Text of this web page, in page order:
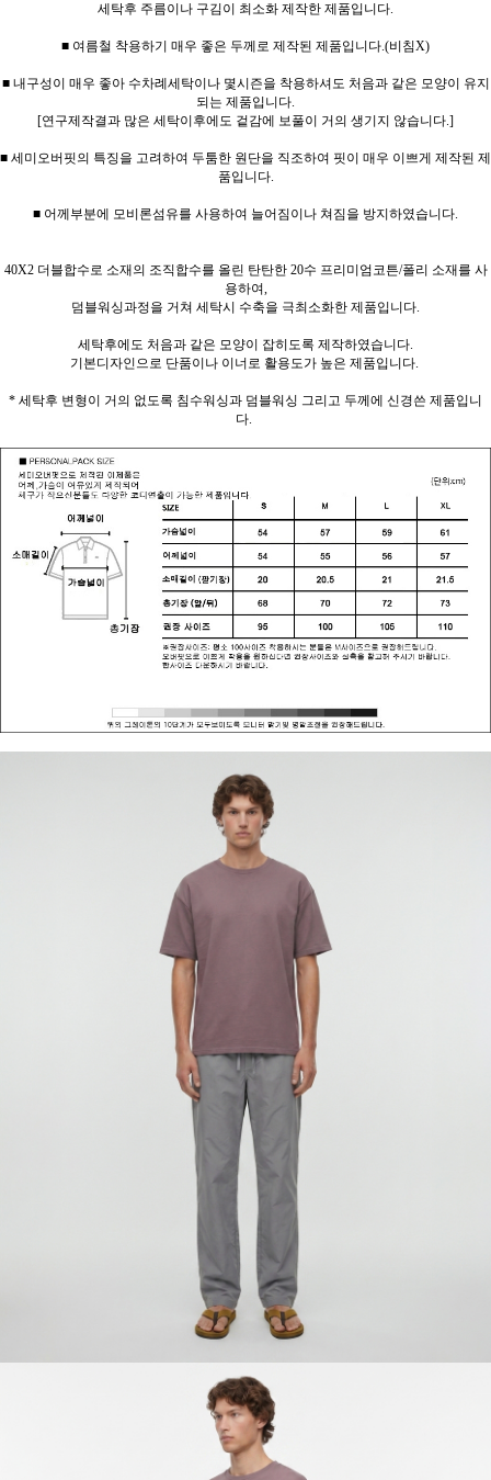
세탁후 주름이나 구김이 최소화 제작한 제품입니다.
■ 여름철 착용하기 매우 좋은 두께로 제작된 제품입니다.(비침X)
■ 내구성이 매우 좋아 수차례세탁이나 몇시즌을 착용하셔도 처음과 같은 모양이 유지
되는 제품입니다.
[연구제작결과 많은 세탁이후에도 겉감에 보풀이 거의 생기지 않습니다.]
■ 세미오버핏의 특징을 고려하여 두툼한 원단을 직조하여 핏이 매우 이쁘게 제작된 제
품입니다.
■ 어께부분에 모비론섬유를 사용하여 늘어짐이나 쳐짐을 방지하였습니다.
40X2 더블합수로 소재의 조직합수를 올린 탄탄한 20수 프리미엄코튼/폴리 소재를 사
용하여,
덤블워싱과정을 거쳐 세탁시 수축을 극최소화한 제품입니다.
세탁후에도 처음과 같은 모양이 잡히도록 제작하였습니다.
기본디자인으로 단품이나 이너로 활용도가 높은 제품입니다.
* 세탁후 변형이 거의 없도록 침수워싱과 덤블워싱 그리고 두께에 신경쓴 제품입니
다.